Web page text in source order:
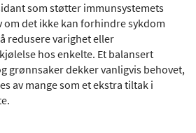
som støtter immunsystemets
om det ikke kan forhindre sykdom
redusere varighet eller
hos enkelte. Et balansert
grønnsaker dekker vanligvis behovet,
av mange som et ekstra tiltak i